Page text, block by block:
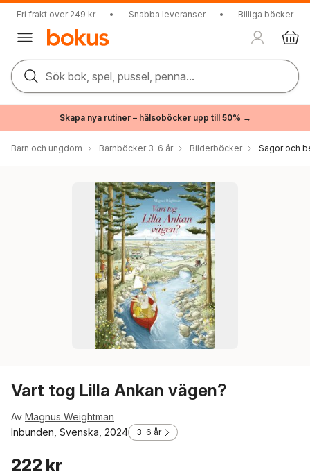
Fri frakt över 249 kr • Snabba leveranser • Billiga böcker
Sök bok, spel, pussel, penna...
Skapa nya rutiner – hälsoböcker upp till 50% →
Barn och ungdom Barnböcker 3-6 år Bilderböcker Sagor och
Vart tog Lilla Ankan vägen?
Av Magnus Weightman
Inbunden, Svenska, 2024
3-6 år
222 kr